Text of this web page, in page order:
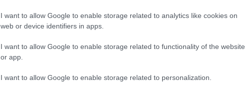
I want to allow Google to enable storage related to analytics like cookies on
web or device identifiers in apps.
I want to allow Google to enable storage related to functionality of the website
or app.
I want to allow Google to enable storage related to personalization.